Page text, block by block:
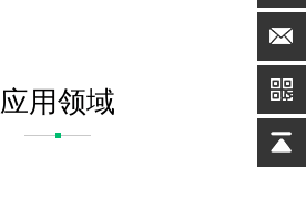
应用领域